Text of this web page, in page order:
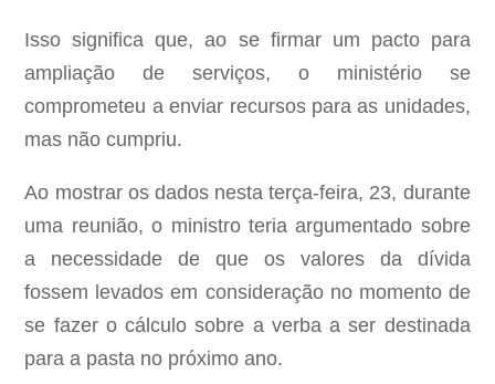
Isso significa que, ao se firmar um pacto para
ampliação de serviços, o ministério se
comprometeu a enviar recursos para as unidades,
mas não cumpriu.
Ao mostrar os dados nesta terça-feira, 23, durante
uma reunião, o ministro teria argumentado sobre
a necessidade de que os valores da dívida
fossem levados em consideração no momento de
se fazer o cálculo sobre a verba a ser destinada
para a pasta no próximo ano.